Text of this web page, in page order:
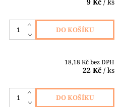
9 Kč / ks
18,18 Kč bez DPH
22 Kč / ks